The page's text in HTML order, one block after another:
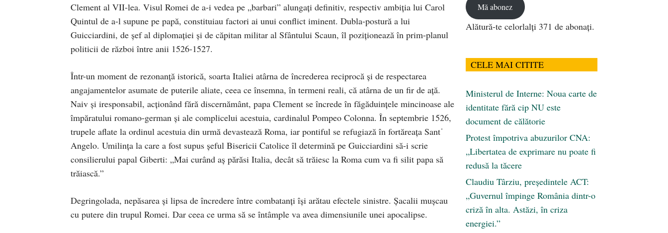
Clement al VII-lea. Visul Romei de a-i vedea pe „barbari” alungați definitiv, respectiv ambiția lui Carol
Quintul de a-l supune pe papă, constituiau factori ai unui conflict iminent. Dubla-postură a lui
Guicciardini, de șef al diplomației și de căpitan militar al Sfântului Scaun, îl poziționează în prim-planul
politicii de război între anii 1526-1527.
Într-un moment de rezonanță istorică, soarta Italiei atârna de încrederea reciprocă și de respectarea
angajamentelor asumate de puterile aliate, ceea ce însemna, în termeni reali, că atârna de un fir de ață.
Naiv și iresponsabil, acționând fără discernământ, papa Clement se încrede în făgăduințele mincinoase ale
împăratului romano-german și ale complicelui acestuia, cardinalul Pompeo Colonna. În septembrie 1526,
trupele aflate la ordinul acestuia din urmă devastează Roma, iar pontiful se refugiază în fortăreața Santˈ
Angelo. Umilința la care a fost supus șeful Bisericii Catolice îl determină pe Guicciardini să-i scrie
consilierului papal Giberti: „Mai curând aș părăsi Italia, decât să trăiesc la Roma cum va fi silit papa să
trăiască.”
Degringolada, nepăsarea și lipsa de încredere între combatanți își arătau efectele sinistre. Șacalii mușcau
cu putere din trupul Romei. Dar ceea ce urma să se întâmple va avea dimensiunile unei apocalipse.
Mă abonez
Alătură-te celorlalți 371 de abonați.
CELE MAI CITITE
Ministerul de Interne: Noua carte de
identitate fără cip NU este
document de călătorie
Protest împotriva abuzurilor CNA:
„Libertatea de exprimare nu poate fi
redusă la tăcere
Claudiu Târziu, președintele ACT:
„Guvernul împinge România dintr-o
criză în alta. Astăzi, în criza
energiei.”